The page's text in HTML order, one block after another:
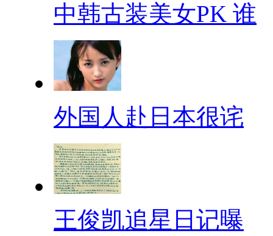
中韩古装美女PK 谁
外国人赴日本很诧
王俊凯追星日记曝